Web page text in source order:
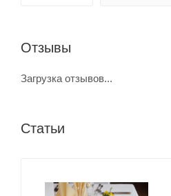
Отзывы
Загрузка отзывов...
Статьи